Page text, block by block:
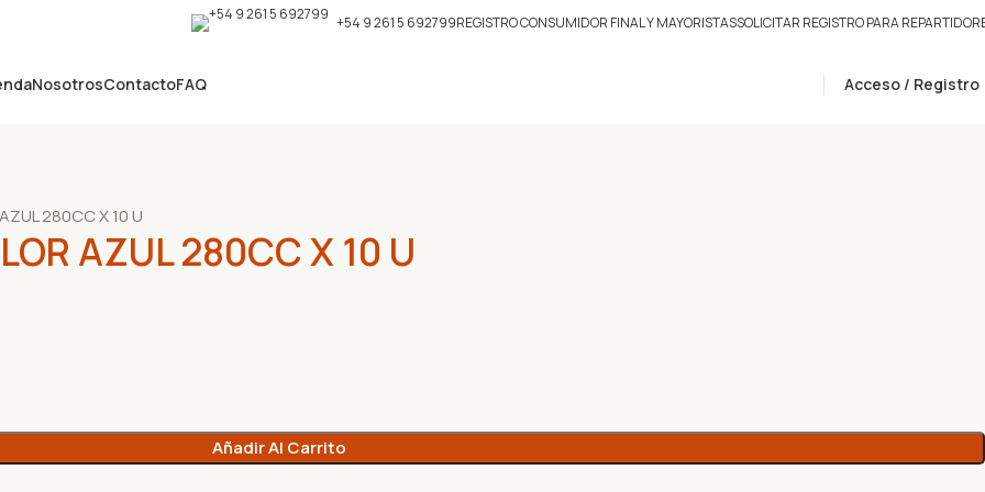
+54 9 261 5 692799REGISTRO CONSUMIDOR FINAL Y MAYORISTASSOLICITAR REGISTRO PARA
NosotrosContactoFAQ Acceso / Registro
280CC X 10 U
AZUL 280CC X 10 U
Añadir Al Carrito